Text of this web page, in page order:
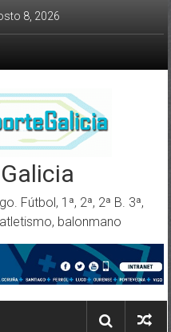
8, 2026
Fútbol, 1ª, 2ª, 2ª B. 3ª,
balonmano